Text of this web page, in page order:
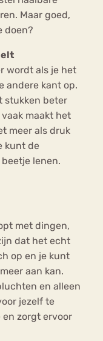
Maar goed,
doen?
wordt als je het
andere kant op.
stukken beter
maakt het
meer als druk
kunt de
lenen.
met dingen,
dat het echt
op en je kunt
aan kan.
en alleen
jezelf te
zorgt ervoor